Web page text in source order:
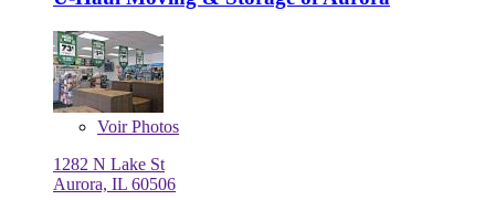
VoirPhotos
1282 N Lake St
Aurora, IL 60506